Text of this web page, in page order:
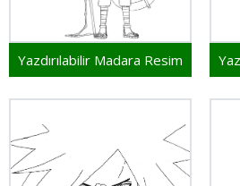
Yazdırılabilir Madara Resim